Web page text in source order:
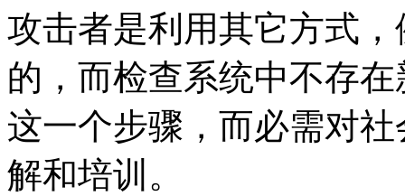
攻击者是利用其它方式
的，而检查系统中不存
这一个步骤，而必需对
解和培训。